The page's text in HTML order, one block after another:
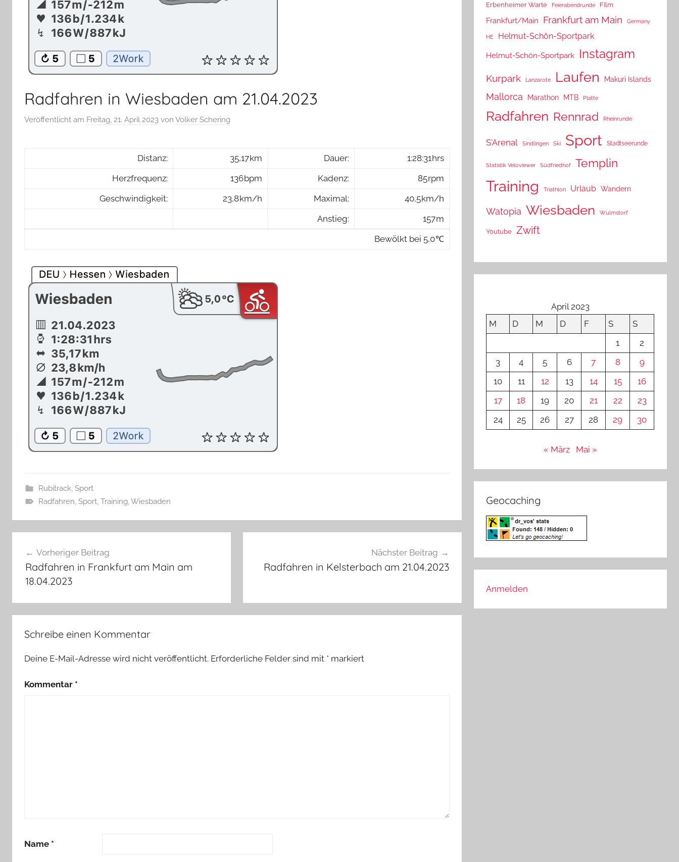
Radfahren in Wiesbaden am 21.04.2023
Veröffentlicht am Freitag, 21. April 2023 von Volker Schering
Distanz: 35,17 km Dauer:
1:28:31 hrs
Herzfrequenz:
136 bpm Kadenz:
85 rpm
Geschwindigkeit:
23,8 km/h Maximal:
40,5 km/h
Anstieg:
157 m
Bewölkt bei 5,0 ℃
Rubitrack, Sport
Radfahren, Sport, Training,Wiesbaden
Vorheriger Beitrag
Radfahren in Frankfurt am Main am
18.04.2023
Nächster Beitrag
Radfahren in Kelsterbach am 21.04.2023
Schreibe einen Kommentar
Deine E-Mail-Adresse wird nicht veröffentlicht. Erforderliche Felder sind mit * markiert
Kommentar *
Name *
Erbenheimer Warte
Feierabendrunde Film
Frankfurt/Main Frankfurt am Main Germany
HE Helmut-Schön-Sportpark
Helmut-Schön-Sportpark Instagram
Kurpark Lanzarote Laufen Makuri Islands
Mallorca Marathon MTB Platte
Radfahren Rennrad Rheinrunde
S'Arenal Sindlingen Ski Sport Stadtseerunde
Statistik Veloviewer Südfriedhof Templin
Training Triathlon Urlaub Wandern
Watopia Wiesbaden Wulmstorf
Youtube Zwift
April 2023
M
D M D F S
S
1
2
3
4 5 6 7 8
9
10
11 12 13 14 15
16
17
18 19 20 21 22
23
24
25 26 27 28 29 30
« März Mai »
Geocaching
Anmelden